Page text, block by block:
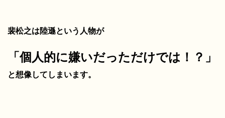
裴松之は陸遜という人物が
「個人的に嫌いだっただけでは！？」
と想像してしまいます。